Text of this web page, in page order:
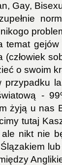
Gay,
temat
o swoim
-
żyją u nas
tutaj
nikt nie
lub